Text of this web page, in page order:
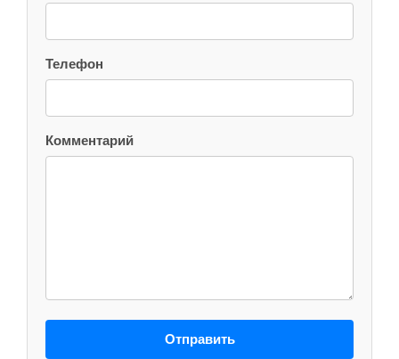
Телефон
Комментарий
Отправить